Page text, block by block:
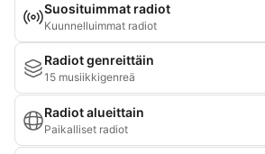
Suosituimmat radiot
Kuunnelluimmat radiot
Radiot genreittäin
15 musiikkigenreä
Radiot alueittain
Paikalliset radiot